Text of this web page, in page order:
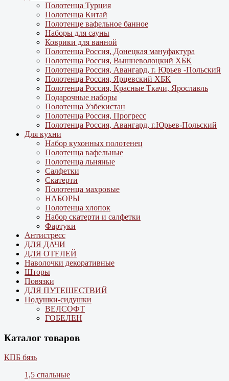
Полотенца Турция
Полотенца Китай
Полотенце вафельное банное
Наборы для сауны
Коврики для ванной
Полотенца Россия, Донецкая мануфактура
Полотенца Россия, Вышневолоцкий ХБК
Полотенца Россия, Авангард, г. Юрьев -Польский
Полотенца Россия, Ярцевский ХБК
Полотенца Россия, Красные Ткачи, Ярославль
Подарочные наборы
Полотенца Узбекистан
Полотенца Россия, Прогресс
Полотенца Россия, Авангард, г.Юрьев-Польский
Для кухни
Набор кухонных полотенец
Полотенца вафельные
Полотенца льняные
Салфетки
Скатерти
Полотенца махровые
НАБОРЫ
Полотенца хлопок
Набор скатерти и салфетки
Фартуки
Антистресс
ДЛЯ ДАЧИ
ДЛЯ ОТЕЛЕЙ
Наволочки декоративные
Шторы
Повязки
ДЛЯ ПУТЕШЕСТВИЙ
Подушки-сидушки
ВЕЛСОФТ
ГОБЕЛЕН
Каталог товаров
КПБ бязь
1,5 спальные